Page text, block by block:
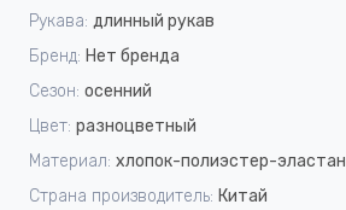
Рукава: длинный рукав
Бренд: Нет бренда
Сезон: осенний
Цвет: разноцветный
Материал: хлопок-полиэстер-эластан
Страна производитель: Китай